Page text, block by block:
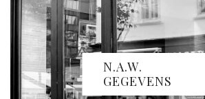
N.A.W.
GEGEVENS